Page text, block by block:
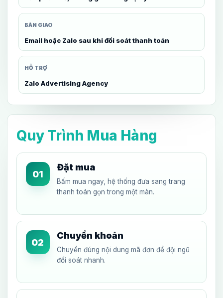
BÀN GIAO
Email hoặc Zalo sau khi đối soát thanh toán
HỖ TRỢ
Zalo Advertising Agency
Quy Trình Mua Hàng
01
Đặt mua
Bấm mua ngay, hệ thống đưa sang trang
thanh toán gọn trong một màn.
02
Chuyển khoản
Chuyển đúng nội dung mã đơn để đội ngũ
đối soát nhanh.